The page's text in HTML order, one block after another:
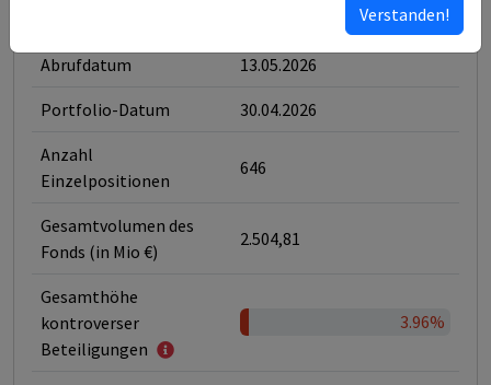
Abrufdatum 13.05.2026
Portfolio-Datum 30.04.2026
Anzahl
Einzelpositionen
646
Gesamtvolumen des
Fonds (in Mio €)
2.504,81
Gesamthöhe
kontroverser
Beteiligungen
3.96%
Verstanden!